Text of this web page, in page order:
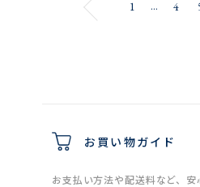
1 ... 4
お買い物ガイド
お支払い方法や配送料など、